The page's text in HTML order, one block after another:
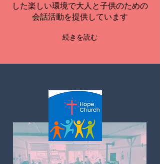
した楽しい環境で大人と子供のための
会話活動を提供しています
続きを読む